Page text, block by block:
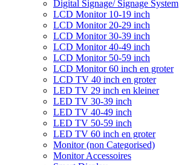
Digital Signage/ Signage System
LCD Monitor 10-19 inch
LCD Monitor 20-29 inch
LCD Monitor 30-39 inch
LCD Monitor 40-49 inch
LCD Monitor 50-59 inch
LCD Monitor 60 inch en groter
LCD TV 40 inch en groter
LED TV 29 inch en kleiner
LED TV 30-39 inch
LED TV 40-49 inch
LED TV 50-59 inch
LED TV 60 inch en groter
Monitor (non Categorised)
Monitor Accessoires